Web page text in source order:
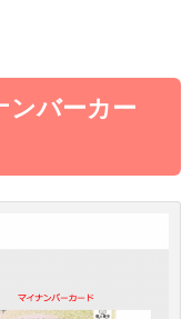
ンバーカー